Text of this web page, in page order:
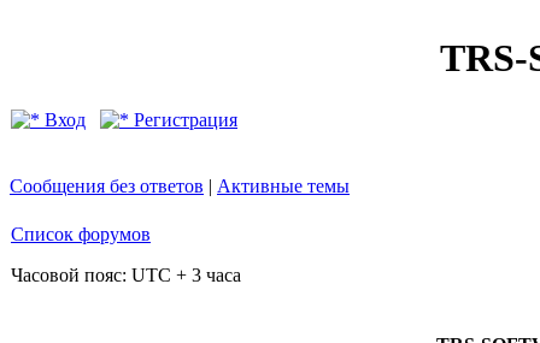
TRS-
Вход Регистрация
Сообщения без ответов | Активные темы
Список форумов
Часовой пояс: UTC + 3 часа